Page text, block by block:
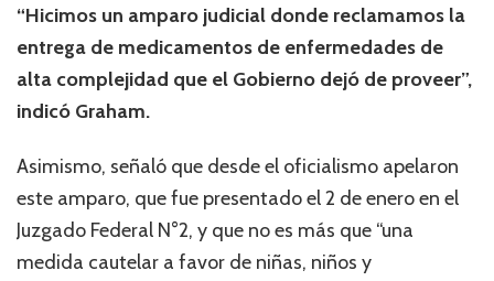
“Hicimos un amparo judicial donde reclamamos la
entrega de medicamentos de enfermedades de
alta complejidad que el Gobierno dejó de proveer”,
indicó Graham.
Asimismo, señaló que desde el oficialismo apelaron
este amparo, que fue presentado el 2 de enero en el
Juzgado Federal N°2, y que no es más que “una
medida cautelar a favor de niñas, niños y